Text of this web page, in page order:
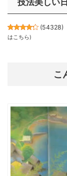
(54328)
はこちら)
こ